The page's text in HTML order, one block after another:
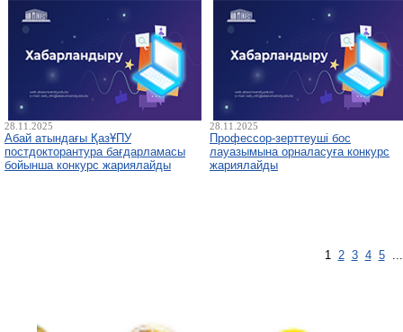
28.11.2025
Абай атындағы ҚазҰПУ
постдокторантура бағдарламасы
бойынша конкурс жариялайды
28.11.2025
Профессор-зерттеуші бос
лауазымына орналасуға конкурс
жариялайды
1 2 3 4 5